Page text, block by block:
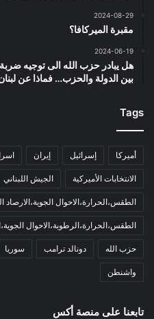
2024-08-29
مقبرة الميركافا؟
2024-06-19
هل يبادر حزب الله الى توجيه
بين الدولة والحزب… فماذا عن
Tags
أميركا إسرائيل إيران
الانتخابات الأميركية الجيش اللبناني
الطقس،الحرارة،الاحوال الجوية،الارصاد
الطقس،الحرارة،الرطوبة،الاحوال
حزب الله دونالد ترامب سوريا
واشنطن
تابعنا على منصة أكس